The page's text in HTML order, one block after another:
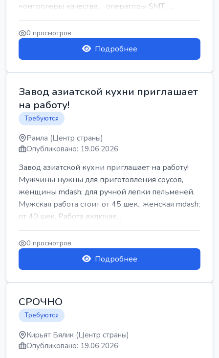
контролеры качества, операторы SMT, ...
0 просмотров
Подробнее
Завод азиатской кухни приглашает
на работу!
Требуются
Рамла (Центр страны)
Опубликовано: 19.06.2026
Завод азиатской кухни приглашает на работу!
Мужчины нужны для приготовления соусов,
женщины mdash; для ручной лепки пельменей.
Мужская работа стоит от 45 шек., женская mdash;
от 40 шек. Работа включае...
0 просмотров
Подробнее
СРОЧНО
Требуются
Кирьят Бялик (Центр страны)
Опубликовано: 19.06.2026